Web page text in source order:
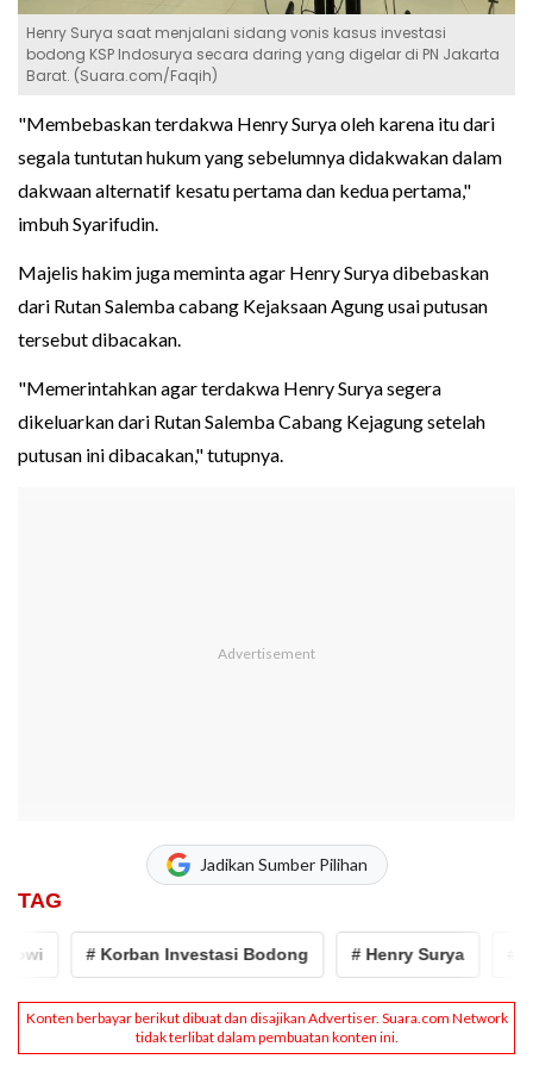
Henry Surya saat menjalani sidang vonis kasus investasi
bodong KSP Indosurya secara daring yang digelar di PN Jakarta
Barat. (Suara.com/Faqih)
"Membebaskan terdakwa Henry Surya oleh karena itu dari
segala tuntutan hukum yang sebelumnya didakwakan dalam
dakwaan alternatif kesatu pertama dan kedua pertama,"
imbuh Syarifudin.
Majelis hakim juga meminta agar Henry Surya dibebaskan
dari Rutan Salemba cabang Kejaksaan Agung usai putusan
tersebut dibacakan.
"Memerintahkan agar terdakwa Henry Surya segera
dikeluarkan dari Rutan Salemba Cabang Kejagung setelah
putusan ini dibacakan," tutupnya.
Jadikan Sumber Pilihan
TAG
# Korban Investasi Bodong # Henry Surya